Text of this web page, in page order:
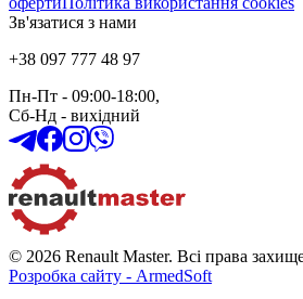
Зв'язатися з нами
+38 097 777 48 97
Пн-Пт - 09:00-18:00,
Сб-Нд - вихідний
© 2026 Renault Master. Всі права
Розробка сайту - ArmedSoft